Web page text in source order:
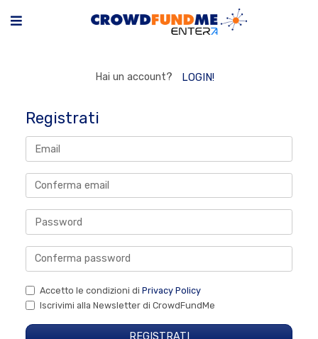
Hai un account? LOGIN!
Registrati
Accetto le condizioni di Privacy Policy
Iscrivimi alla Newsletter di CrowdFundMe